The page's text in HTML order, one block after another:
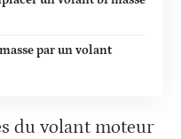
par un volant
du volant moteur